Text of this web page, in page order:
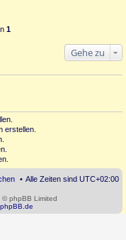
1
Gehe zu
erstellen.
Alle Zeiten sind UTC+02:00
© phpBB Limited
phpBB.de